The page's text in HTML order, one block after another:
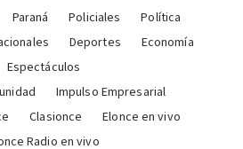
Paraná Policiales
Política
Deportes
Economía
Espectáculos
Impulso Empresarial
Clasionce
Elonce en vivo
Radio en vivo